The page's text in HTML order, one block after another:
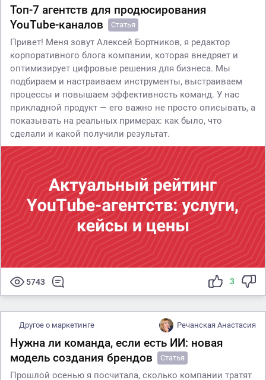
Топ-7 агентств для продюсирования
YouTube-каналов
Статья
Привет! Меня зовут Алексей Бортников, я редактор
корпоративного блога компании, которая внедряет и
оптимизирует цифровые решения для бизнеса. Мы
подбираем и настраиваем инструменты, выстраиваем
процессы и повышаем эффективность команд. У нас
прикладной продукт — его важно не просто описывать, а
показывать на реальных примерах: как было, что
сделали и какой получили результат.
5743 3
Другое о маркетинге Речанская Анастасия
Нужна ли команда, если есть ИИ: новая
модель создания брендов
Статья
Прошлой осенью я посчитала, сколько компании тратят